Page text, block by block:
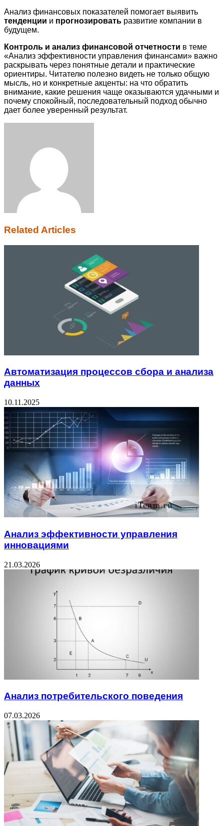
Анализ финансовых показателей помогает выявить
тенденции и прогнозировать развитие компании в
будущем.
Контроль и анализ финансовой отчетности в теме
«Анализ эффективности управления финансами» важно
раскрывать через понятные детали и практические
ориентиры. Читателю полезно видеть не только общую
мысль, но и конкретные акценты: на что обратить
внимание, какие решения чаще оказываются удачными и
почему спокойный, последовательный подход обычно
дает более уверенный результат.
Related Articles
Автоматизация процессов сбора и анализа
данных
10.11.2025
Анализ эффективности управления
инновациями
21.03.2026
Анализ потребительского поведения
07.03.2026